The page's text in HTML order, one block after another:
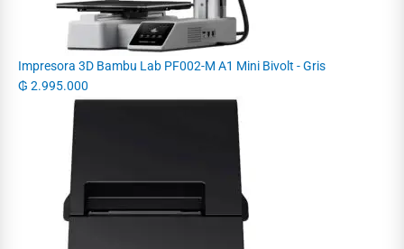
Impresora 3D Bambu Lab PF002-M A1 Mini Bivolt - Gris
₲ 2.995.000